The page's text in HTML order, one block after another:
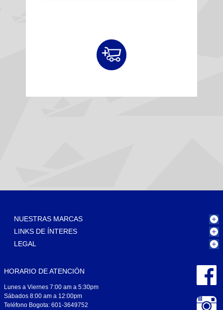
NUESTRAS MARCAS
LINKS DE ÍNTERES
LEGAL
HORARIO DE ATENCIÓN
Lunes a Viernes 7:00 am a 5:30pm
Sábados 8:00 am a 12:00pm
Teléfono Bogota: 601-3649752